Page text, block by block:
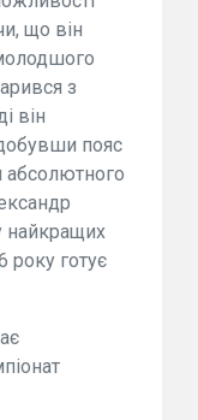
що він
з
він
пояс
абсолютного
найкращих
року готує